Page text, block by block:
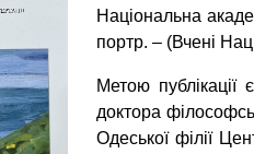
Національна
портр. – (Вчені
Метою
доктора
Одеської філії